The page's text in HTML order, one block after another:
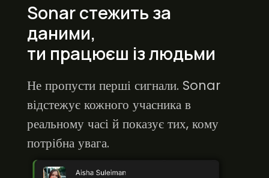
Sonar стежить за
даними,
ти працюєш із людьми
Не пропусти перші сигнали. Sonar
відстежує кожного учасника в
реальному часі й показує тих, кому
потрібна увага.